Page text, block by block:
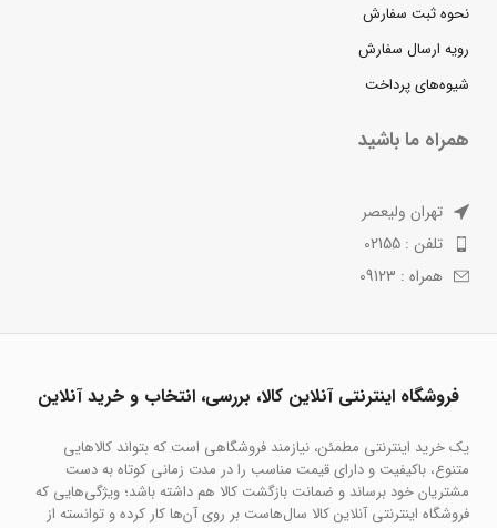
نحوه ثبت سفارش
رویه ارسال سفارش
شیوه‌های پرداخت
همراه ما باشید
تهران ولیعصر
تلفن : 02155
همراه : 09123
فروشگاه اینترنتی آنلاین کالا، بررسی، انتخاب و خرید آنلاین
یک خرید اینترنتی مطمئن، نیازمند فروشگاهی است که بتواند کالاهایی
متنوع، باکیفیت و دارای قیمت مناسب را در مدت زمانی کوتاه به دست
مشتریان خود برساند و ضمانت بازگشت کالا هم داشته باشد؛ ویژگی‌هایی که
فروشگاه اینترنتی آنلاین کالا سال‌هاست بر روی آن‌ها کار کرده و توانسته از